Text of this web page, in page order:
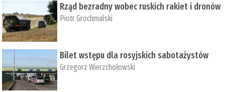
Rząd bezradny wobec ruskich rakiet i dronów
Piotr Grochmalski
Bilet wstępu dla rosyjskich sabotażystów
Grzegorz Wierzchołowski